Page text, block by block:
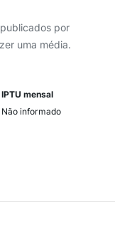
por
uma média.
IPTU mensal
Não informado